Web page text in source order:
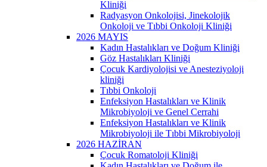
Kliniği
Radyasyon Onkolojisi, Jinekolojik
Onkoloji ve Tıbbi Onkoloji Kliniği
2026 MAYIS
Kadın Hastalıkları ve Doğum Kliniği
Göz Hastalıkları Kliniği
Çocuk Kardiyolojisi ve Anesteziyoloji
kliniği
Tıbbi Onkoloji
Enfeksiyon Hastalıkları ve Klinik
Mikrobiyoloji ve Genel Cerrahi
Enfeksiyon Hastalıkları ve Klinik
Mikrobiyoloji ile Tıbbi Mikrobiyoloji
2026 HAZİRAN
Çocuk Romatoloji Kliniği